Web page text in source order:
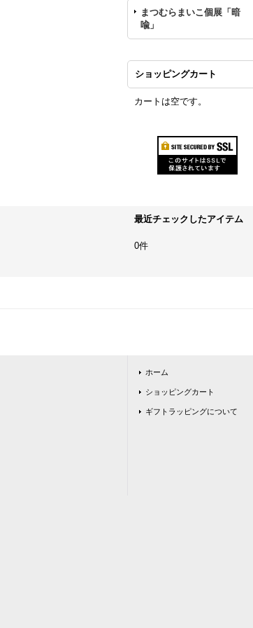
まつむらまいこ個展「暗
喩」
ショッピングカート
カートは空です。
最近チェックしたアイテム
0件
ホーム
ショッピングカート
ギフトラッピングについて